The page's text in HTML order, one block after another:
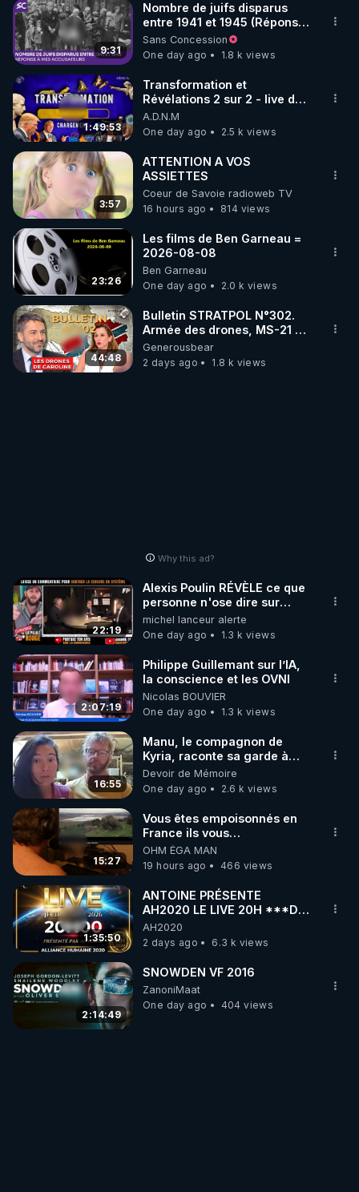
9:31
Nombre de juifs disparus
entre 1941 et 1945 (Réponse
à mes accusateurs)
Sans Concession
One day ago
1.8 k views
1:49:53
Transformation et
Révélations 2 sur 2 - live du
07/08/26
A.D.N.M
One day ago
2.5 k views
3:57
ATTENTION A VOS
ASSIETTES
Coeur de Savoie radioweb TV
16 hours ago
814 views
23:26
Les films de Ben Garneau =
2026-08-08
Ben Garneau
One day ago
2.0 k views
44:48
Bulletin STRATPOL N°302.
Armée des drones, MS-21 en
série, missiles coréens.
07.08.2026.
Generousbear
2 days ago
1.8 k views
Why this ad?
22:19
Alexis Poulin RÉVÈLE ce que
personne n'ose dire sur
l'Union européenne (C'est
explosif)
michel lanceur alerte
One day ago
1.3 k views
2:07:19
Philippe Guillemant sur l’IA,
la conscience et les OVNI
Nicolas BOUVIER
One day ago
1.3 k views
16:55
Manu, le compagnon de
Kyria, raconte sa garde à
vue musclée. PARTAGEZ!
Devoir de Mémoire
One day ago
2.6 k views
15:27
Vous êtes empoisonnés en
France ils vous
empoisonnent tranquille
OHM ÉGA MAN
19 hours ago
466 views
1:35:50
ANTOINE PRÉSENTE
AH2020 LE LIVE 20H ***DU
06/08/2026***
AH2020
2 days ago
6.3 k views
2:14:49
SNOWDEN VF 2016
ZanoniMaat
One day ago
404 views